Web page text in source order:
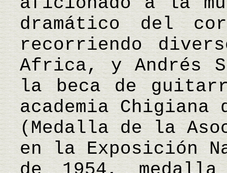
dramático del
recorriendo
Africa, y Andrés
la beca de
academia
(Medalla de la
en la Exposición